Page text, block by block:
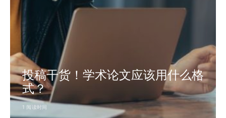
投稿干货！学术论文应该用什么格
式？
1 阅读时间